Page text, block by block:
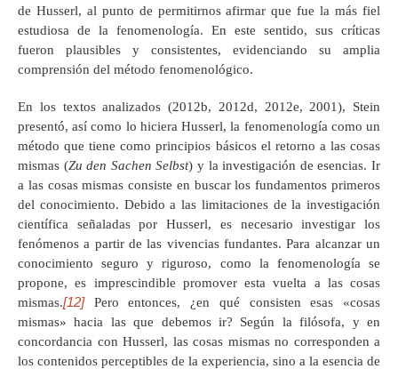
de Husserl, al punto de permitirnos afirmar que fue la más fiel
estudiosa de la fenomenología. En este sentido, sus críticas
fueron plausibles y consistentes, evidenciando su amplia
comprensión del método fenomenológico.
En los textos analizados (2012b, 2012d, 2012e, 2001), Stein
presentó, así como lo hiciera Husserl, la fenomenología como un
método que tiene como principios básicos el retorno a las cosas
mismas (Zu den Sachen Selbst) y la investigación de esencias. Ir
a las cosas mismas consiste en buscar los fundamentos primeros
del conocimiento. Debido a las limitaciones de la investigación
científica señaladas por Husserl, es necesario investigar los
fenómenos a partir de las vivencias fundantes. Para alcanzar un
conocimiento seguro y riguroso, como la fenomenología se
propone, es imprescindible promover esta vuelta a las cosas
mismas.[12]Pero entonces, ¿en qué consisten esas «cosas
mismas» hacia las que debemos ir? Según la filósofa, y en
concordancia con Husserl, las cosas mismas no corresponden a
los contenidos perceptibles de la experiencia, sino a la esencia de